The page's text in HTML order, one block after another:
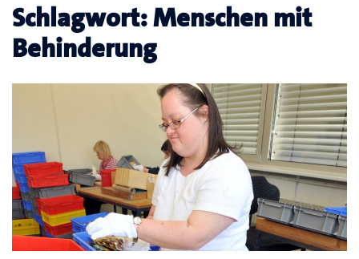
Schlagwort:Menschen mit
Behinderung